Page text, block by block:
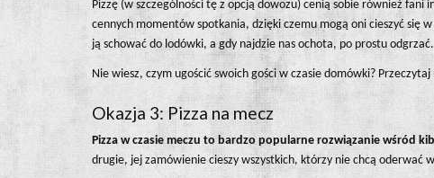
Pizzę (w szczególności tę z opcją dowozu) cenią sobie również
cennych momentów spotkania, dzięki czemu mogą oni cieszyć się
ją schować do lodówki, a gdy najdzie nas ochota, po prostu odgrzać.
Nie wiesz, czym ugościć swoich gości w czasie domówki? Przeczytaj
Okazja 3: Pizza na mecz
Pizza w czasie meczu to bardzo popularne rozwiązanie wśród
drugie, jej zamówienie cieszy wszystkich, którzy nie chcą oderwać